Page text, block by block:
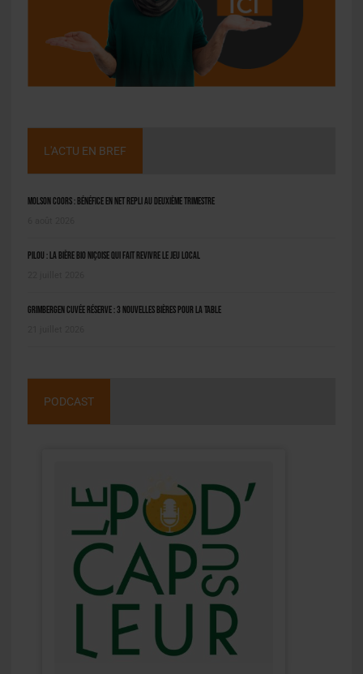
L'ACTU EN BREF
Molson Coors : bénéfice en net repli au deuxième trimestre
Pilou : la bière bio niçoise qui fait revivre le jeu local
Grimbergen Cuvée Réserve : 3 nouvelles bières pour la table
PODCAST